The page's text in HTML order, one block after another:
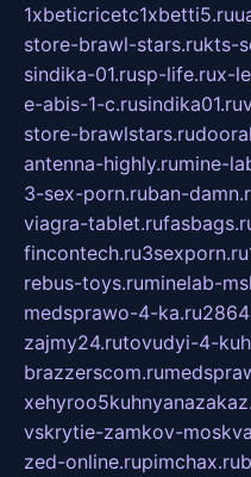
1xbeticricetc1xbetti5.ru
store-brawl-stars.rukts-
sindika-01.rusp-life.rux-
e-abis-1-c.rusindika01.ru
store-brawlstars.ru
antenna-highly.rumine-
3-sex-porn.ruban-
viagra-tablet.ru
fincontech.ru3sexporn.ru
rebus-toys.ruminelab-
medsprawo-4-ka.ru
zajmy24.rutovudyi-4-
brazzerscom.ru
vskrytie-zamkov-
zed-online.rupimchax.ru